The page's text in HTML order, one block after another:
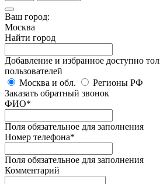
Ваш город:
Москва
Найти город
Добавление и избранное доступно
пользователей
Москва и обл.
Регионы РФ
Заказать обратный звонок
ФИО*
Поля обязательное для заполнения
Номер телефона*
Поля обязательное для заполнения
Комментарий